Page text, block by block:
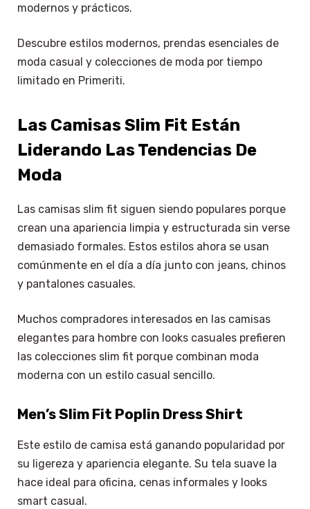
modernos y prácticos.
Descubre estilos modernos, prendas esenciales de
moda casual y colecciones de moda por tiempo
limitado en Primeriti.
Las Camisas Slim Fit Están
Liderando Las Tendencias De
Moda
Las camisas slim fit siguen siendo populares porque
crean una apariencia limpia y estructurada sin verse
demasiado formales. Estos estilos ahora se usan
comúnmente en el día a día junto con jeans, chinos
y pantalones casuales.
Muchos compradores interesados en las camisas
elegantes para hombre con looks casuales prefieren
las colecciones slim fit porque combinan moda
moderna con un estilo casual sencillo.
Men’s Slim Fit Poplin Dress Shirt
Este estilo de camisa está ganando popularidad por
su ligereza y apariencia elegante. Su tela suave la
hace ideal para oficina, cenas informales y looks
smart casual.